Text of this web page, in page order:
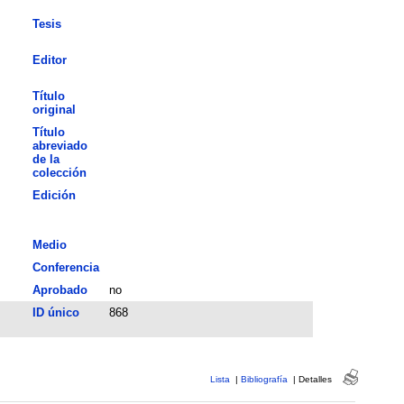
Tesis
Editor
Título
original
Título
abreviado
de la
colección
Edición
Medio
Conferencia
Aprobado
no
ID único
868
Lista | Bibliografía | Detalles